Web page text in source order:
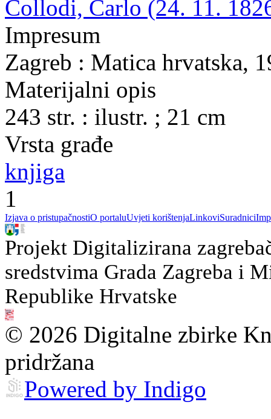
Collodi, Carlo (24. 11.
Impresum
Zagreb : Matica hrvatska,
Materijalni opis
243 str. : ilustr. ; 21 cm
Vrsta građe
knjiga
1
Izjava o pristupačnostiO portaluUvjeti korištenjaLinkoviSuradnici
Projekt Digitalizirana
sredstvima Grada Zagreba i
Republike Hrvatske
© 2026 Digitalne zbirke
pridržana
Powered by Indigo